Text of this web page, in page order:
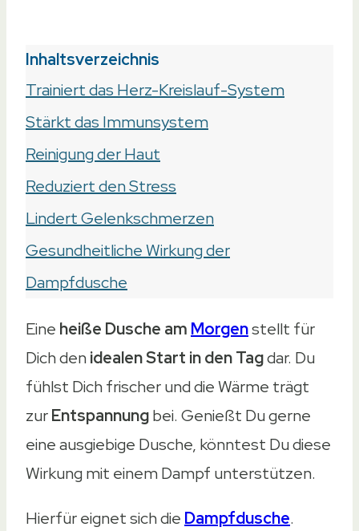
Inhaltsverzeichnis
Trainiert das Herz-Kreislauf-System
Stärkt das Immunsystem
Reinigung der Haut
Reduziert den Stress
Lindert Gelenkschmerzen
Gesundheitliche Wirkung der
Dampfdusche
Eine heiße Dusche am Morgenstellt für
Dich denidealen Start in den Tagdar. Du
fühlst Dich frischer und die Wärme trägt
zurEntspannungbei. Genießt Du gerne
eine ausgiebige Dusche, könntest Du diese
Wirkung mit einem Dampf unterstützen.
Hierfür eignet sich die Dampfdusche.